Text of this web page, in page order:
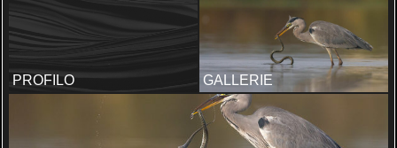
PROFILO GALLERIE